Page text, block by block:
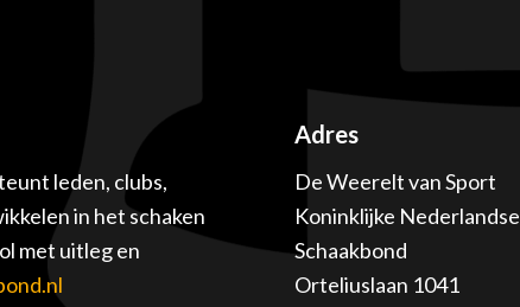
leden, clubs,
in het schaken
met uitleg en
Adres
De Weerelt van Sport
Koninklijke Nederlandse
Schaakbond
Orteliuslaan 1041